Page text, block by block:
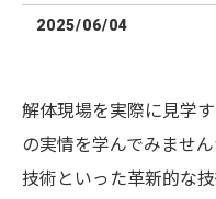
2025/06/04
解体現場を実際に見学
の実情を学んでみませ
技術といった革新的な